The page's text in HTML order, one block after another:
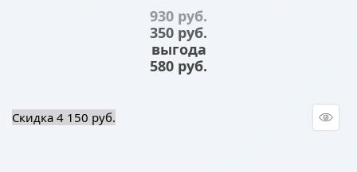
930 руб.
350 руб.
выгода
580 руб.
Скидка 4 150 руб.